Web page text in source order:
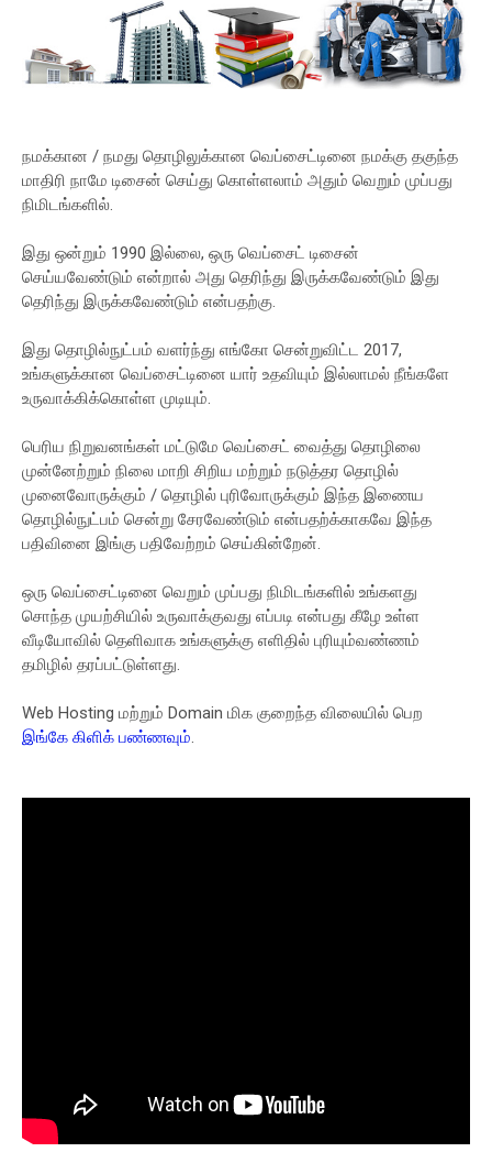
நமக்கான / நமது தொழிலுக்கான வெப்சைட்டினை நமக்கு தகுந்த
மாதிரி நாமே டிசைன் செய்து கொள்ளலாம் அதும் வெறும் முப்பது
நிமிடங்களில்.
இது ஒன்றும் 1990 இல்லை, ஒரு வெப்சைட் டிசைன்
செய்யவேண்டும் என்றால் அது தெரிந்து இருக்கவேண்டும் இது
தெரிந்து இருக்கவேண்டும் என்பதற்கு.
இது தொழில்நுட்பம் வளர்ந்து எங்கோ சென்றுவிட்ட 2017,
உங்களுக்கான வெப்சைட்டினை யார் உதவியும் இல்லாமல் நீங்களே
உருவாக்கிக்கொள்ள முடியும்.
பெரிய நிறுவனங்கள் மட்டுமே வெப்சைட் வைத்து தொழிலை
முன்னேற்றும் நிலை மாறி சிறிய மற்றும் நடுத்தர தொழில்
முனைவோருக்கும் / தொழில் புரிவோருக்கும் இந்த இணைய
தொழில்நுட்பம் சென்று சேரவேண்டும் என்பதற்க்காகவே இந்த
பதிவினை இங்கு பதிவேற்றம் செய்கின்றேன்.
ஒரு வெப்சைட்டினை வெறும் முப்பது நிமிடங்களில் உங்களது
சொந்த முயற்சியில் உருவாக்குவது எப்படி என்பது கீழே உள்ள
வீடியோவில் தெளிவாக உங்களுக்கு எளிதில் புரியும்வண்ணம்
தமிழில் தரப்பட்டுள்ளது.
Web Hosting மற்றும் Domain மிக குறைந்த விலையில் பெற
இங்கே கிளிக் பண்ணவும்.